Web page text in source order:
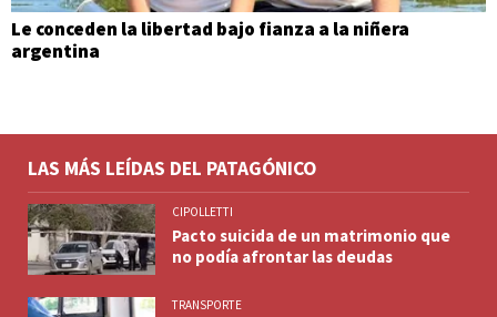
Le conceden la libertad bajo fianza a la niñera
argentina
LAS MÁS LEÍDAS DEL PATAGÓNICO
CIPOLLETTI
Pacto suicida de un matrimonio que
no podía afrontar las deudas
TRANSPORTE